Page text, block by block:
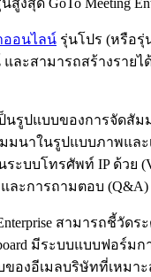
ออนไลน์ รุ่นโปร (หรือรุ่
ละสามารถสร้างรายไ
ป็นรูปแบบของการจัดสั
นาในรูปแบบภาพแล
ะบบโทรศัพท์ IP ด้วย
ละการถามตอบ (Q&A)
สามารถชี้วัด
มีระบบแบบฟอร์มก
องอีเมลบริษัทที่เหมา